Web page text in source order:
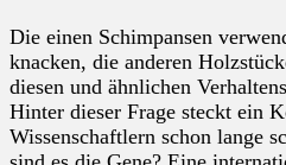
Die einen Schimpansen
knacken, die anderen
diesen und ähnlichen
Hinter dieser Frage steckt ein
Wissenschaftlern schon lange